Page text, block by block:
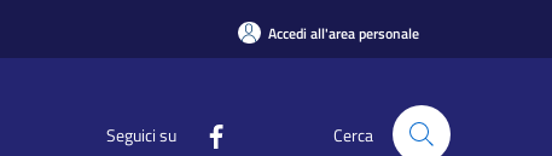
Accedi all'area personale
Seguici su Cerca